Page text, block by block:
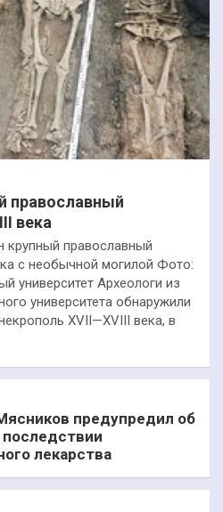
православный
века
православный
с необычной могилой Фото:
университет Археологи из
университета обнаружили
XVII—XVIII века, в
предупредил об
лекарства